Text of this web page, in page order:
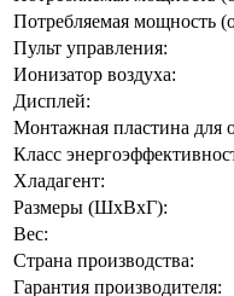
Потребляемая мощность
Пульт управления:
Ионизатор воздуха:
Дисплей:
Монтажная пластина для
Класс
Хладагент:
Размеры (ШхВхГ):
Вес:
Страна производства:
Гарантия производителя: